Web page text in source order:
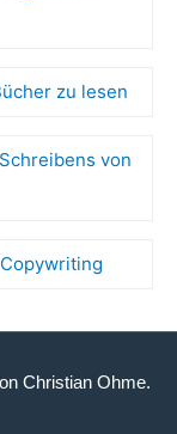
zu lesen
von
Christian Ohme.